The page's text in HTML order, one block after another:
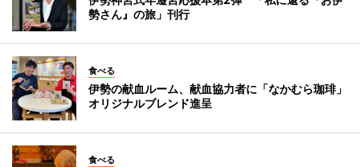
勢さん』の旅」刊行
食べる
伊勢の献血ルーム、献血協力者に「なかむら珈琲」
オリジナルブレンド進呈
食べる